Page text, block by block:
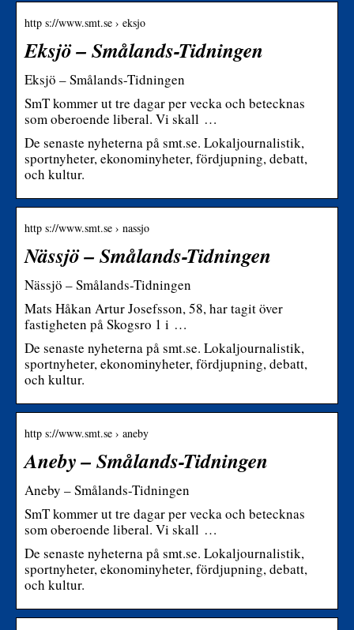
http s://www.smt.se › eksjo
Eksjö – Smålands-Tidningen
Eksjö – Smålands-Tidningen
SmT kommer ut tre dagar per vecka och betecknas
som oberoende liberal. Vi skall …
De senaste nyheterna på smt.se. Lokaljournalistik,
sportnyheter, ekonominyheter, fördjupning, debatt,
och kultur.
http s://www.smt.se › nassjo
Nässjö – Smålands-Tidningen
Nässjö – Smålands-Tidningen
Mats Håkan Artur Josefsson, 58, har tagit över
fastigheten på Skogsro 1 i …
De senaste nyheterna på smt.se. Lokaljournalistik,
sportnyheter, ekonominyheter, fördjupning, debatt,
och kultur.
http s://www.smt.se › aneby
Aneby – Smålands-Tidningen
Aneby – Smålands-Tidningen
SmT kommer ut tre dagar per vecka och betecknas
som oberoende liberal. Vi skall …
De senaste nyheterna på smt.se. Lokaljournalistik,
sportnyheter, ekonominyheter, fördjupning, debatt,
och kultur.